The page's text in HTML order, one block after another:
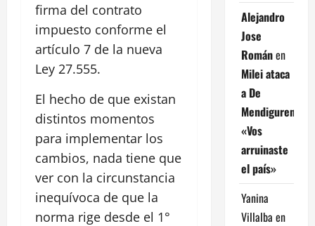
firma del contrato
impuesto conforme el
artículo 7 de la nueva
Ley 27.555.
El hecho de que existan
distintos momentos
para implementar los
cambios, nada tiene que
ver con la circunstancia
inequívoca de que la
norma rige desde el 1°
Alejandro
Jose
Románen
Milei ataca
a De
Mendiguren:
«Vos
arruinaste
el país»
Yanina
Villalba en